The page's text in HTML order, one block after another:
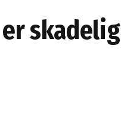
skadelig